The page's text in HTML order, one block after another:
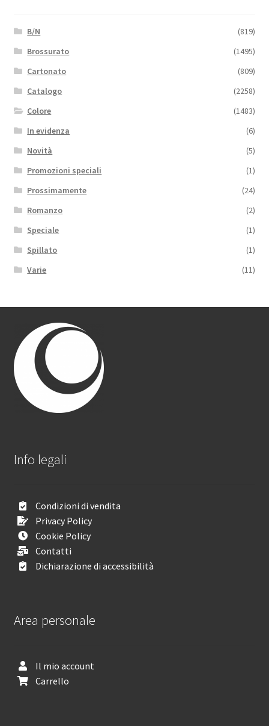
B/N
(819)
Brossurato
(1495)
Cartonato
(809)
Catalogo
(2258)
Colore
(1483)
In evidenza
(6)
Novità
(5)
Promozioni speciali
(1)
Prossimamente
(24)
Romanzo
(2)
Speciale
(1)
Spillato
(1)
Varie
(11)
Info legali
Condizioni di vendita
Privacy Policy
Cookie Policy
Contatti
Dichiarazione di accessibilità
Area personale
Il mio account
Carrello